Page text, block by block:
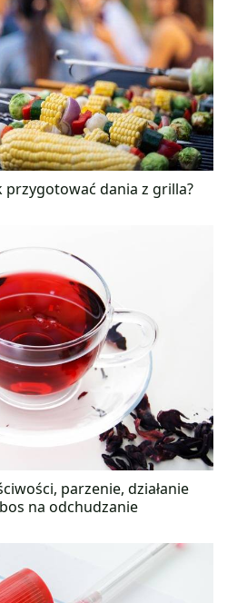
przygotować dania z grilla?
parzenie, działanie
na odchudzanie